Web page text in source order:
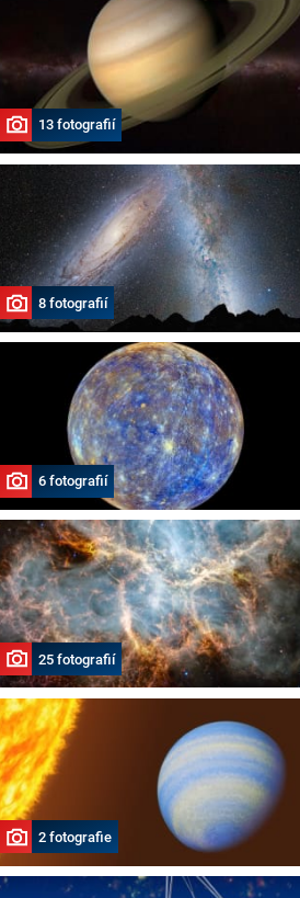
13 fotografií
8 fotografií
6 fotografií
25 fotografií
2 fotografie